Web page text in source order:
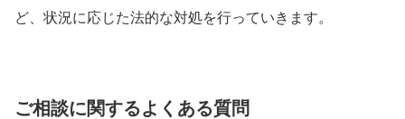
ど、状況に応じた法的な対処を行っていきます。
ご相談に関するよくある質問